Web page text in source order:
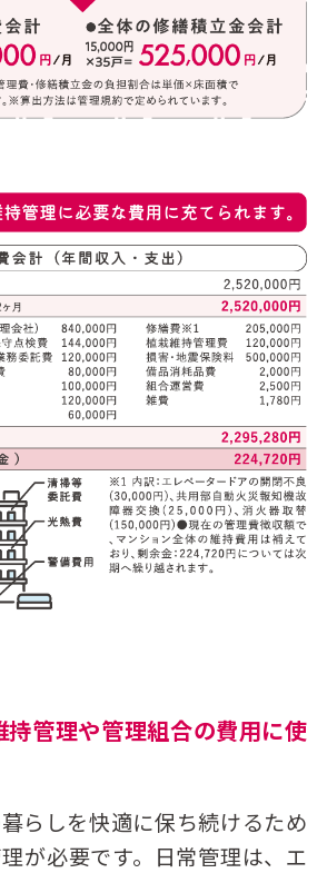
持管理や管理組合の費用に使
らしを快適に保ち続けるため
が必要です。日常管理は、エ